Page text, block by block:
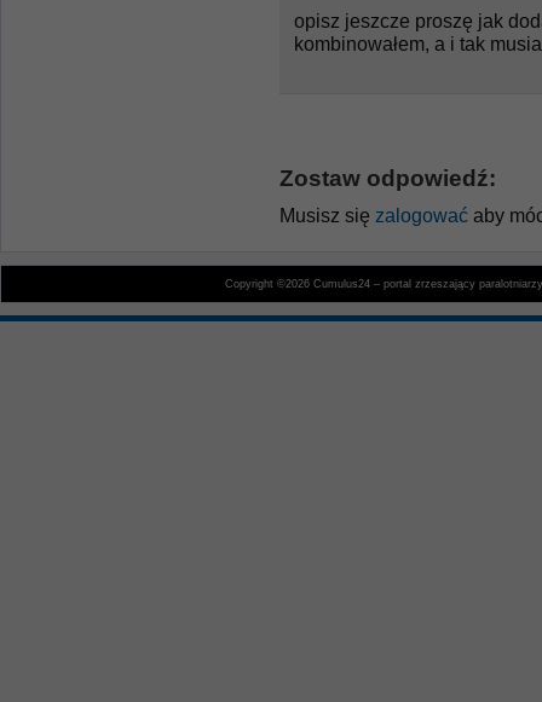
opisz jeszcze proszę jak
kombinowałem, a i tak
Zostaw odpowiedź:
Musisz się zalogować aby
Copyright ©2026 Cumulus24 – portal zrzeszający